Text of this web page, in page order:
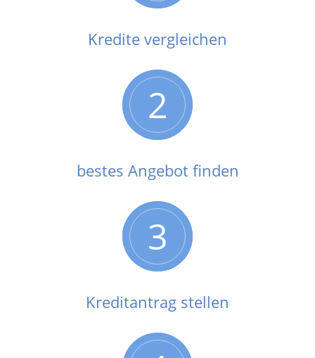
Kredite vergleichen
2
bestes Angebot finden
3
Kreditantrag stellen